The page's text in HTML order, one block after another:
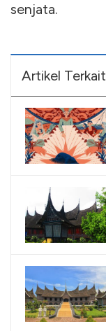
senjata.
Artikel Terkait